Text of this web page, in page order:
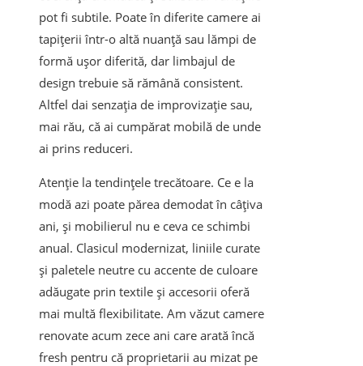
pot fi subtile. Poate în diferite camere ai
tapițerii într-o altă nuanță sau lămpi de
formă ușor diferită, dar limbajul de
design trebuie să rămână consistent.
Altfel dai senzația de improvizație sau,
mai rău, că ai cumpărat mobilă de unde
ai prins reduceri.
Atenție la tendințele trecătoare. Ce e la
modă azi poate părea demodat în câțiva
ani, și mobilierul nu e ceva ce schimbi
anual. Clasicul modernizat, liniile curate
și paletele neutre cu accente de culoare
adăugate prin textile și accesorii oferă
mai multă flexibilitate. Am văzut camere
renovate acum zece ani care arată încă
fresh pentru că proprietarii au mizat pe